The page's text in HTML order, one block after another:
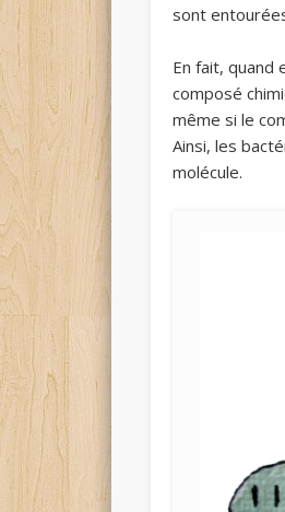
sont
En fait, quand
composé
même si le
Ainsi, les
molécule.